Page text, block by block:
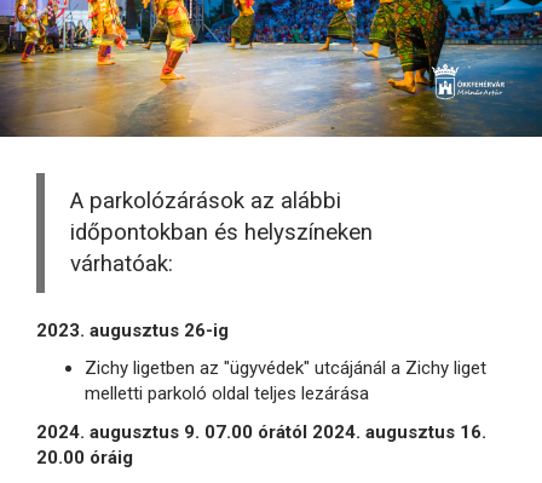
A parkolózárások az alábbi
időpontokban és helyszíneken
várhatóak:
2023. augusztus 26-ig
Zichy ligetben az "ügyvédek" utcájánál a Zichy liget
melletti parkoló oldal teljes lezárása
2024. augusztus 9. 07.00 órától 2024. augusztus 16.
20.00 óráig